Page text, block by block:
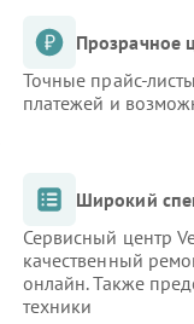
Прозрачное
Точные прайс-
платежей и
Широкий
Сервисный центр
качественный
онлайн. Также
техники